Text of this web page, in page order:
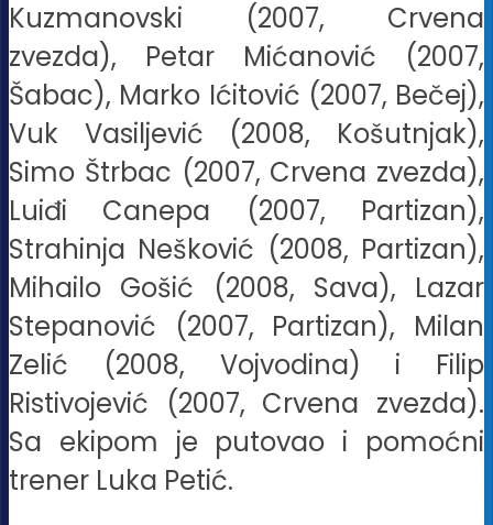
Kuzmanovski (2007, Crvena
zvezda), Petar Mićanović (2007,
Šabac), Marko Ićitović (2007, Bečej),
Vuk Vasiljević (2008, Košutnjak),
Simo Štrbac (2007, Crvena zvezda),
Luiđi Canepa (2007, Partizan),
Strahinja Nešković (2008, Partizan),
Mihailo Gošić (2008, Sava), Lazar
Stepanović (2007, Partizan), Milan
Zelić (2008, Vojvodina) i Filip
Ristivojević (2007, Crvena zvezda).
Sa ekipom je putovao i pomoćni
trener Luka Petić.